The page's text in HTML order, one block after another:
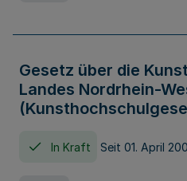
Gesetz über die
Landes Nordrhein-
In Kraft Seit 01. April